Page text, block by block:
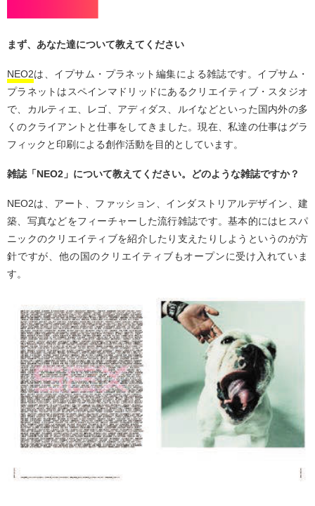
まず、あなた達について教えてください
NEO2は、イプサム・プラネット編集による雑誌です。イプサム・
プラネットはスペインマドリッドにあるクリエイティブ・スタジオ
で、カルティエ、レゴ、アディダス、ルイなどといった国内外の多
くのクライアントと仕事をしてきました。現在、私達の仕事はグラ
フィックと印刷による創作活動を目的としています。
雑誌「NEO2」について教えてください。どのような雑誌ですか？
NEO2は、アート、ファッション、インダストリアルデザイン、建
築、写真などをフィーチャーした流行雑誌です。基本的にはヒスパ
ニックのクリエイティブを紹介したり支えたりしようというのが方
針ですが、他の国のクリエイティブもオープンに受け入れていま
す。